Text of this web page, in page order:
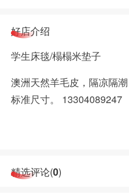
好店介绍
学生床毯/榻榻米垫子
澳洲天然羊毛皮，隔凉隔
标准尺寸。️ 13304089247
精选评论(0)